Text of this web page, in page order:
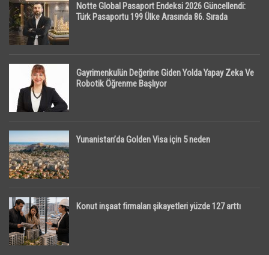
Notte Global Pasaport Endeksi 2026 Güncellendi:
Türk Pasaportu 199 Ülke Arasında 86. Sırada
Gayrimenkulün Değerine Giden Yolda Yapay Zeka Ve
Robotik Öğrenme Başlıyor
Yunanistan’da Golden Visa için 5 neden
Konut inşaat firmaları şikayetleri yüzde 127 arttı